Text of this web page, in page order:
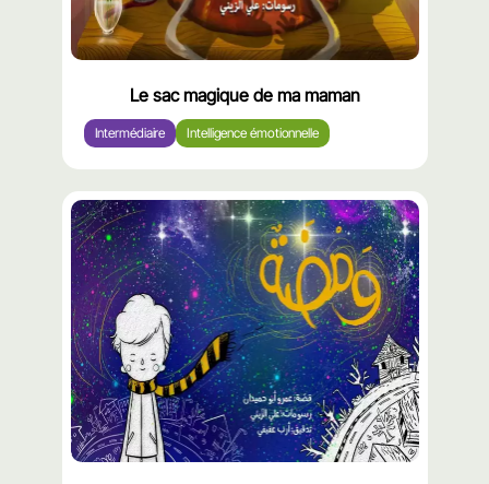
Le sac magique de ma maman
Intermédiaire Intelligence émotionnelle